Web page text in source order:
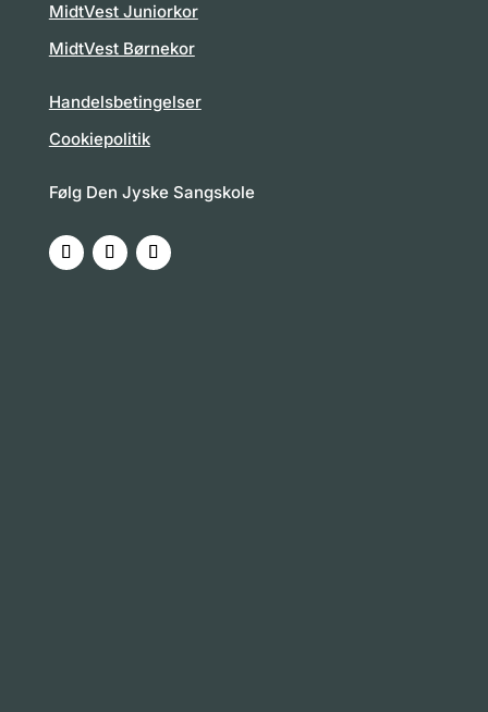
MidtVest Juniorkor
MidtVest Børnekor
Handelsbetingelser
Cookiepolitik
Følg Den Jyske Sangskole